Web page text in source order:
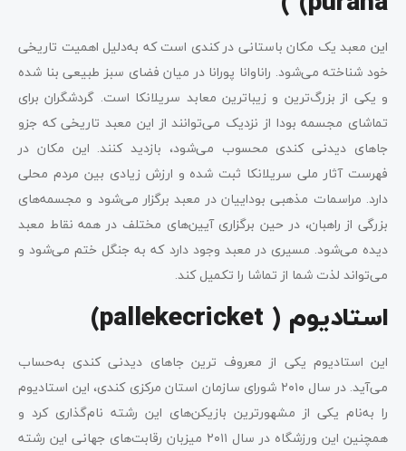
این معبد یک مکان باستانی در کندی است که به‌دلیل اهمیت تاریخی
خود شناخته می‌شود. راناوانا پورانا در میان فضای سبز طبیعی بنا شده‌
و یکی از بزرگ‌ترین و زیباترین معابد سریلانکا است. گردشگران برای
تماشای مجسمه بودا از نزدیک می‌توانند از این معبد تاریخی که جزو
جاهای دیدنی کندی محسوب می‌شود، بازدید کنند. این مکان در
فهرست آثار ملی سریلانکا ثبت شده و ارزش زیادی بین مردم محلی
دارد. مراسمات مذهبی بوداییان در معبد برگزار می‌شود و مجسمه‌های
بزرگی از راهبان، در حین برگزاری آیین‌های مختلف در همه نقاط معبد
دیده می‌شود. مسیری در معبد وجود دارد که به جنگل ختم می‌شود و
می‌تواند لذت شما از تماشا را تکمیل کند.
استادیوم ( pallekecricket)
این استادیوم یکی از معروف ترین جاهای دیدنی کندی به‌حساب
می‌آید. در سال ۲۰۱۰ شورای سازمان استان مرکزی کندی، این استادیوم
را به‌نام یکی از مشهورترین بازیکن‌های این رشته نام‌گذاری کرد و
همچنین این ورزشگاه در سال ۲۰۱۱ میزبان رقابت‌های جهانی این رشته